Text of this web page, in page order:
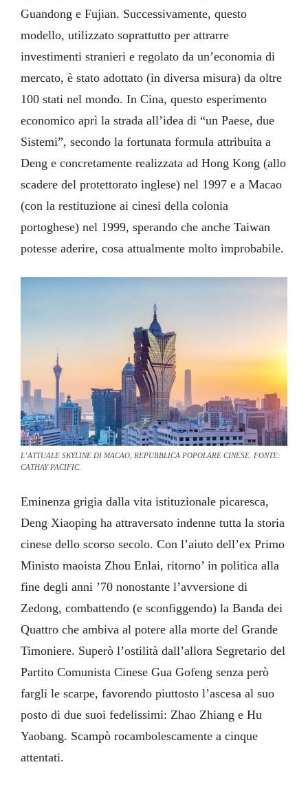
Guandong e Fujian. Successivamente, questo
modello, utilizzato soprattutto per attrarre
investimenti stranieri e regolato da un’economia di
mercato, è stato adottato (in diversa misura) da oltre
100 stati nel mondo. In Cina, questo esperimento
economico aprì la strada all’idea di “un Paese, due
Sistemi”, secondo la fortunata formula attribuita a
Deng e concretamente realizzata ad Hong Kong (allo
scadere del protettorato inglese) nel 1997 e a Macao
(con la restituzione ai cinesi della colonia
portoghese) nel 1999, sperando che anche Taiwan
potesse aderire, cosa attualmente molto improbabile.
L’ATTUALE SKYLINE DI MACAO, REPUBBLICA POPOLARE CINESE. FONTE:
CATHAY PACIFIC.
Eminenza grigia dalla vita istituzionale picaresca,
Deng Xiaoping ha attraversato indenne tutta la storia
cinese dello scorso secolo. Con l’aiuto dell’ex Primo
Ministo maoista Zhou Enlai, ritorno’ in politica alla
fine degli anni ’70 nonostante l’avversione di
Zedong, combattendo (e sconfiggendo) la Banda dei
Quattro che ambiva al potere alla morte del Grande
Timoniere. Superò l’ostilità dall’allora Segretario del
Partito Comunista Cinese Gua Gofeng senza però
fargli le scarpe, favorendo piuttosto l’ascesa al suo
posto di due suoi fedelissimi: Zhao Zhiang e Hu
Yaobang. Scampò rocambolescamente a cinque
attentati.